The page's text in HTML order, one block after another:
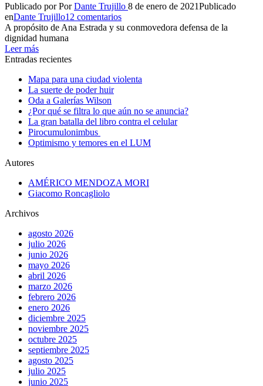
Publicado por PorDante Trujillo 8 de enero de 2021Publicado
enDante Trujillo12 comentarios
A propósito de Ana Estrada y su conmovedora defensa de la
dignidad humana
Leer más
Entradas recientes
Mapa para una ciudad violenta
La suerte de poder huir
Oda a Galerías Wilson
¿Por qué se filtra lo que aún no se anuncia?
La gran batalla del libro contra el celular
Pirocumulonimbus
Optimismo y temores en el LUM
Autores
AMÉRICO MENDOZA MORI
Giacomo Roncagliolo
Archivos
agosto 2026
julio 2026
junio 2026
mayo 2026
abril 2026
marzo 2026
febrero 2026
enero 2026
diciembre 2025
noviembre 2025
octubre 2025
septiembre 2025
agosto 2025
julio 2025
junio 2025